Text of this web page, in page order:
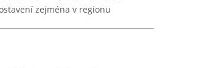
zejména v regionu